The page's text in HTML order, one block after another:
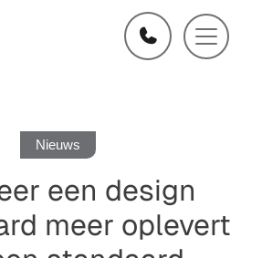
Nieuws
een design
meer oplevert